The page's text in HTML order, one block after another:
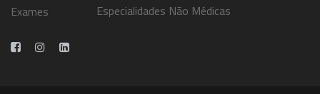
Exames
Especialidades Não Médicas